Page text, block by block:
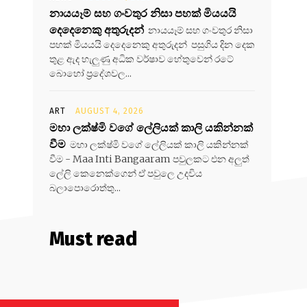
නායයෑම් සහ ගංවතුර නිසා පහක් මියයයි
දෙදෙනෙකු අතුරුදන් නායයෑම් සහ ගංවතුර නිසා
පහක් මියයයි දෙදෙනෙකු අතුරුදන් පසුගිය දින දෙක
තුළ ඇද හැලුණු අධික වර්ෂාව හේතුවෙන් රටේ
බොහෝ ප්‍රදේශවල...
ART AUGUST 4, 2026
මහා ලක්ෂ්මි වගේ ලේලියක් කාලි යකින්නක්
වීම මහා ලක්ෂ්මි වගේ ලේලියක් කාලි යකින්නක්
වීම - Maa Inti Bangaaram පවුලකට එන අලුත්
ලේලි කෙනෙක්ගෙන් ඒ පවුලෙ උදවිය
බලාපොරොත්තු...
Must read